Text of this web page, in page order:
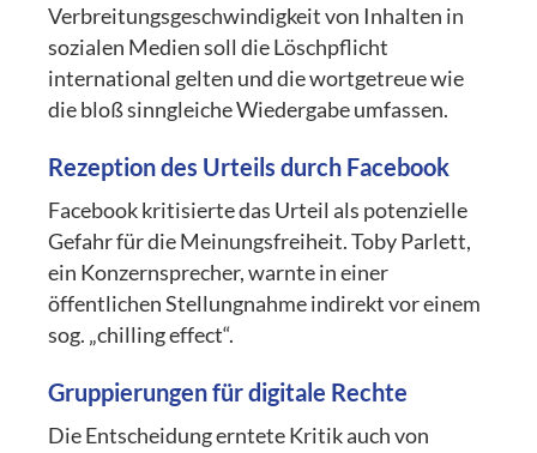
Verbreitungsgeschwindigkeit von Inhalten in
sozialen Medien soll die Löschpflicht
international gelten und die wortgetreue wie
die bloß sinngleiche Wiedergabe umfassen.
Rezeption des Urteils durch Facebook
Facebook kritisierte das Urteil als potenzielle
Gefahr für die Meinungsfreiheit. Toby Parlett,
ein Konzernsprecher, warnte in einer
öffentlichen Stellungnahme indirekt vor einem
sog. „chilling effect“.
Gruppierungen für digitale Rechte
Die Entscheidung erntete Kritik auch von